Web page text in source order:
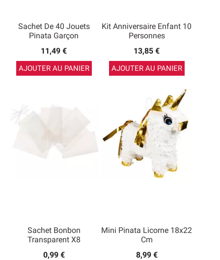
Sachet De 40 Jouets
Pinata Garçon
11,49 €
AJOUTER AU PANIER
Kit Anniversaire Enfant 10
Personnes
13,85 €
AJOUTER AU PANIER
Sachet Bonbon
Transparent X8
0,99 €
Mini Pinata Licorne 18x22
Cm
8,99 €